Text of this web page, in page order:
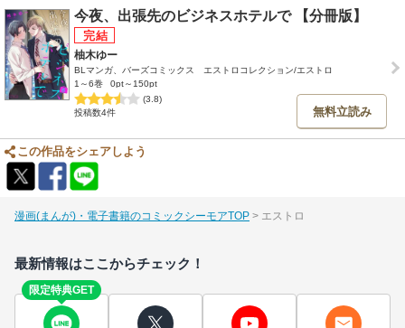
今夜、出張先のビジネスホテルで 【分冊版】
柚木ゆー
BLマンガ、バーズコミックス エストロコレクション/エストロ
1～6巻
0pt～150pt
(3.8)
投稿数4件
無料立読み
この作品をシェアしよう
漫画(まんが)・電子書籍のコミックシーモアTOP エストロ
最新情報はここからチェック！
限定特典GET